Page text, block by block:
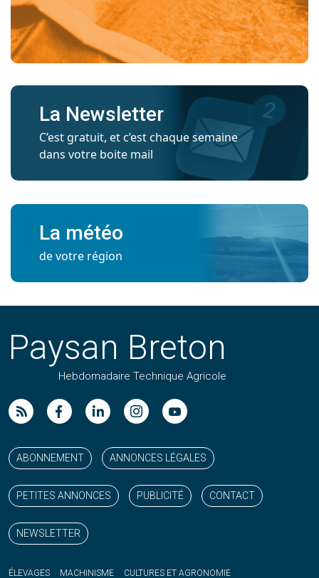
La Newsletter
C’est gratuit, et c’est chaque semaine
dans votre boite mail
La météo
de votre région
Paysan Breton
Hebdomadaire Technique Agricole
ABONNEMENT ANNONCES LÉGALES
PETITES ANNONCES PUBLICITÉ CONTACT
NEWSLETTER
ÉLEVAGES MACHINISME CULTURES ET AGRONOMIE